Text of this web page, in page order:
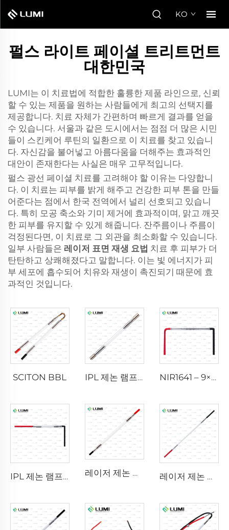
KO
펄스 라이트 페이셜 트리트먼트
대한민국
LUMI는 이 치료법에 적합한 훌륭한 제품 라인으로, 신뢰
할 수 있는 제품을 원하는 사람들에게 최고의 선택지를
제공합니다. 치료 자체가 간편하며 빠르게 결과를 얻을
수 있습니다. 서울과 같은 도시에서는 점점 더 많은 시민
들이 스킨케어 루틴의 일환으로 이 치료를 찾고 있습니
다. 자신감을 불어넣고 아름다움을 더해주는 효과적인
대안이 존재한다는 사실은 매우 고무적입니다.
펄스 광선 페이셜 치료를 고려해야 할 이유는 다양합니
다. 이 치료는 피부를 밝게 해주고 건강한 피부 톤을 만들
어준다는 점에서 한국 전역에서 널리 선호되고 있습니
다. 특히 모공 축소와 기미 제거에 효과적이며, 맑고 깨끗
한 피부를 유지할 수 있게 해줍니다. 잔주름이나 주름이
걱정된다면, 이 치료로 그 외관을 최소화할 수 있습니다.
일부 사람들은 레이저 표면 재생 요법 치료 후 피부가 더
탄탄하고 상쾌해졌다고 말합니다. 이는 빛 에너지가 피
부 세포에 흡수되어 치유와 재생이 촉진되기 때문에 효
과적인 것입니다.
SCITON BBL IPL 제논 램프 P1640 – 7×47×110mm NIR1641 – 9×45×110 mm
IPL 제논 램프 P1541 – 9×45×100 mm 레이저 제논 램프 L2741 – 7×100×167 mm 레이저 제논 램프 L2851-5×105×175 mm